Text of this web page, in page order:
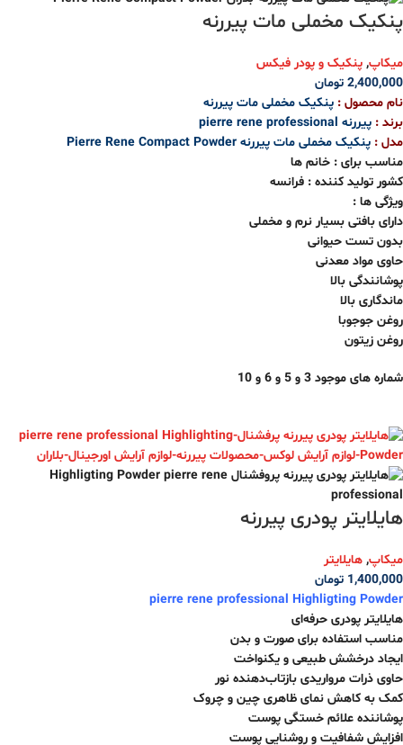
پنکیک مخملی مات پیررنه
میکاپ, پنکیک و پودر فیکس
2,400,000 تومان
نام محصول : پنکیک مخملی مات پیررنه
برند : پیررنه pierre rene professional
مدل : پنکیک مخملی مات پیررنه Pierre Rene Compact Powder
مناسب برای : خانم ها
کشور تولید کننده : فرانسه
ویژگی ها :
دارای بافتی بسیار نرم و مخملی
بدون تست حیوانی
حاوی مواد معدنی
پوشانندگی بالا
ماندگاری بالا
روغن جوجوبا
روغن زیتون
شماره های موجود 3 و 5 و 6 و 10
هایلایتر پودری پیررنه
میکاپ, هایلایتر
1,400,000 تومان
pierre rene professional Highligting Powder
هایلایتر پودری حرفه‌ای
مناسب استفاده برای صورت و بدن
ایجاد درخشش طبیعی و یکنواخت
حاوی ذرات مرواریدی بازتاب‌دهنده نور
کمک به کاهش نمای ظاهری چین و چروک
پوشاننده علائم خستگی پوست
افزایش شفافیت و روشنایی پوست